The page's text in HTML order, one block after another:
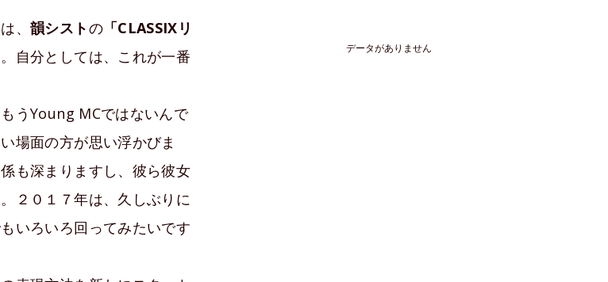
、韻シストの「CLASSIXリ
自分としては、これが一番
うYoung MCではないんで
場面の方が思い浮かびま
も深まりますし、彼ら彼女
２０１７年は、久しぶりに
いろいろ回ってみたいです
データがありません